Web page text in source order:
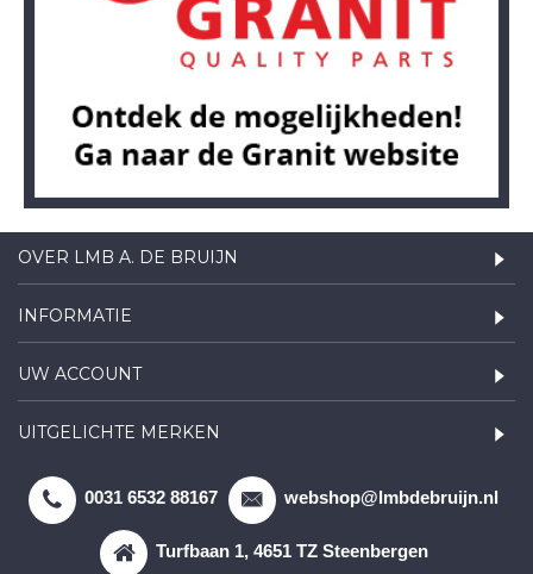
OVER LMB A. DE BRUIJN
INFORMATIE
UW ACCOUNT
UITGELICHTE MERKEN
0031 6532 88167 webshop@lmbdebruijn.nl
Turfbaan 1, 4651 TZ Steenbergen